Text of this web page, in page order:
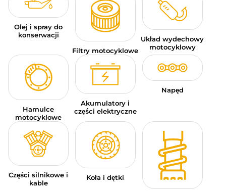
OKAZJE I PROMOCJE
KARTY PODARUNKOWE
PL | EUR € — MODYFIKUJ
MARKI
PORADY
SKONTAKTUJ SIĘ Z NAMI
Olej i spray do
konserwacji
Filtry motocyklowe
Układ wydechowy
motocyklowy
Hamulce
motocyklowe
Akumulatory i
części elektryczne
Napęd
Części silnikowe i
kable
Koła i dętki